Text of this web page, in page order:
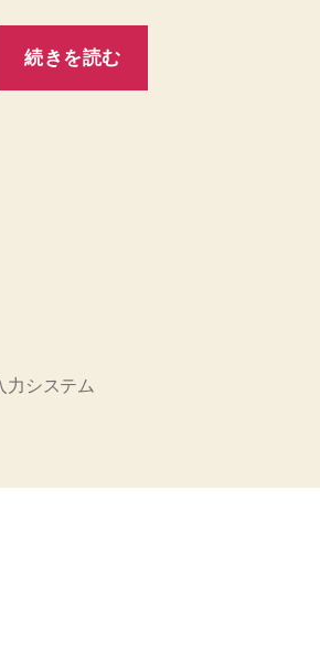
続きを読む
【あ
力システム